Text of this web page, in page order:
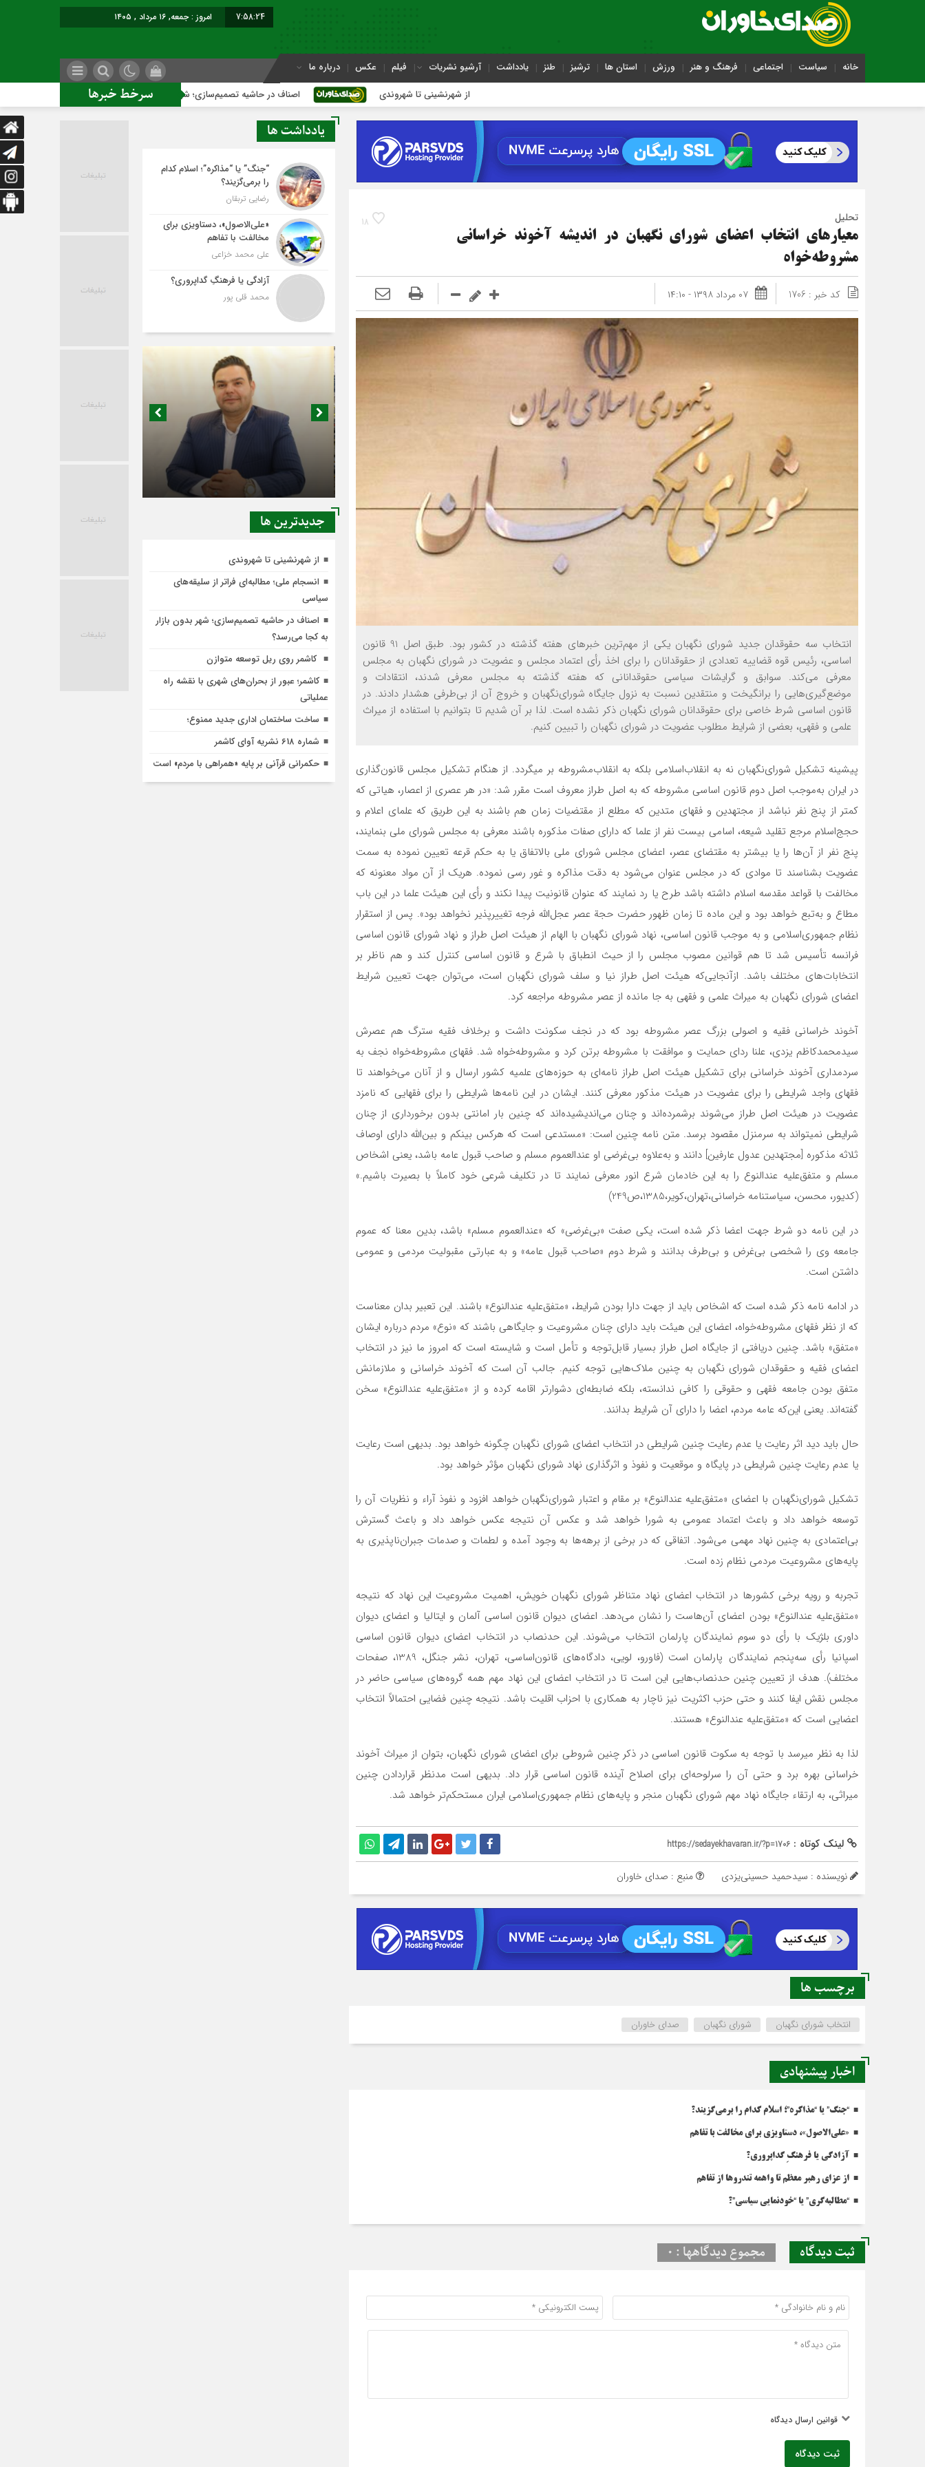
7:58:25 امروز : جمعه, ۱۶ مرداد , ۱۴۰۵
خانه سیاست اجتماعی فرهنگ و هنر ورزش استان ها ترشیز طنز یادداشت آرشیو نشریات فیلم عکس درباره ما
سرخط خبرها از شهرنشینی تا شهروندی اصناف در حاشیه تصمیم‌سازی؛ شهر بدون بازار به کجا می‌رسد؟
18 تحلیل
معیارهای انتخاب اعضای شورای نگهبان در اندیشه آخوند خراسانی
مشروطه‌خواه
کد خبر : 1706 ۰۷ مرداد ۱۳۹۸ - ۱۴:۱۰
انتخاب سه حقوقدان جدید شورای نگهبان یکی از مهم‌ترین خبرهای هفته گذشته در کشور بود. طبق اصل 91 قانون
اساسی، رئیس قوه قضاییه تعدادی از حقوقدانان را برای اخذ رأی اعتماد مجلس و عضویت در شورای نگهبان به مجلس
معرفی می‌کند. سوابق و گرایشات سیاسی حقوقدانانی که هفته گذشته به مجلس معرفی شدند، انتقادات و
موضع‌گیری‌هایی را برانگیخت و منتقدین نسبت به نزول جایگاه شورای‌نگهبان و خروج آن از بی‌طرفی هشدار دادند. در
قانون اساسی شرط خاصی برای حقوقدانان شورای نگهبان ذکر نشده است. لذا بر آن شدیم تا بتوانیم با استفاده از میراث
علمی و فقهی، بعضی از شرایط مطلوب عضویت در شورای نگهبان را تبیین کنیم.
پیشینه تشکیل شورای‌نگهبان نه به انقلاب‌اسلامی بلکه به انقلاب‌مشروطه بر می­گردد. از هنگام تشکیل مجلس قانون‌گذاری
در ایران به‌موجب اصل دوم قانون اساسی مشروطه که به اصل طراز معروف است مقرر شد: «در هر عصری از اعصار، هیاتی که
کمتر از پنج نفر نباشد از مجتهدین و فقهای متدین که مطلع از مقتضیات زمان هم باشند به این طریق که علمای اعلام و
حجج‌اسلام مرجع تقلید شیعه، اسامی بیست نفر از علما که دارای صفات مذکوره باشند معرفی به مجلس شورای ملی بنمایند،
پنج نفر از آن‌ها را یا بیشتر به مقتضای عصر، اعضای مجلس شورای ملی بالاتفاق یا به حکم قرعه تعیین نموده به سمت
عضویت بشناسند تا موادی که در مجلس عنوان می‌شود به دقت مذاکره و غور رسی نموده. هریک از آن مواد معنونه که
مخالفت با قواعد مقدسه اسلام داشته باشد طرح یا رد نمایند که عنوان قانونیت پیدا نکند و رأی این هیئت علما در این باب
مطاع و به‌تبع خواهد بود و این ماده تا زمان ظهور حضرت حجة عصر عجل‌الله فرجه تغییرپذیر نخواهد بود». پس از استقرار
نظام جمهوری‌اسلامی و به‌ موجب قانون اساسی، نهاد شورای نگهبان با الهام از هیئت اصل طراز و نهاد شورای قانون اساسی
فرانسه تأسیس شد تا هم قوانین مصوب مجلس را از حیث انطباق با شرع و قانون اساسی کنترل کند و هم ناظر بر
انتخابات‌های مختلف باشد. ازآنجایی‌که هیئت اصل طراز نیا و سلف شورای نگهبان است، می‌توان جهت تعیین شرایط
اعضای شورای نگهبان به میراث علمی و فقهی به‌ جا مانده از عصر مشروطه مراجعه کرد.
آخوند خراسانی فقیه و اصولی بزرگ عصر مشروطه بود که در نجف سکونت داشت و برخلاف فقیه سترگ هم­ عصرش
سیدمحمدکاظم یزدی، علنا ردای حمایت و موافقت با مشروطه برتن کرد و مشروطه‌خواه شد. فقهای مشروطه‌خواه نجف به
سردمداری آخوند خراسانی برای تشکیل هیئت اصل طراز نامه‌ای به حوزه‌های علمیه کشور ارسال و از آنان می‌خواهند تا
فقهای واجد شرایطی را برای عضویت در هیئت مذکور معرفی کنند. ایشان در این نامه‌ها شرایطی را برای فقهایی که نامزد
عضویت در هیئت اصل طراز می‌شوند برشمرده‌اند و چنان می‌اندیشیده‌اند که چنین بار امانتی بدون برخورداری از چنان
شرایطی نمی­تواند به سرمنزل مقصود برسد. متن نامه چنین است: «مستدعی است که هرکس بینکم و بین‌الله دارای اوصاف
ثلاثه مذکوره [مجتهدین عدول عارفین] دانند و به‌علاوه بی‌غرضی او عندالعموم مسلم و صاحب قبول عامه باشد، یعنی اشخاص
مسلم و متفق‌علیه عندالنوع را به این خادمان شرع انور معرفی نمایند تا در تکلیف شرعی خود کاملاً با بصیرت باشیم.»
(کدیور، محسن، سیاست­نامه خراسانی،تهران،کویر،1385،ص249)
در این نامه دو شرط جهت اعضا ذکر شده است، یکی صفت «بی‌غرضی» که «عندالعموم مسلم» باشد، بدین معنا که عموم
جامعه وی را شخصی بی‌غرض و بی‌طرف بدانند و شرط دوم «صاحب قبول عامه» و به عبارتی مقبولیت مردمی و عمومی
داشتن است.
در ادامه نامه ذکر شده است که اشخاص باید از جهت دارا بودن شرایط، «متفق‌علیه عندالنوع» باشند. این تعبیر بدان معناست
که از نظر فقهای مشروطه‌خواه، اعضای این هیئت باید دارای چنان مشروعیت و جایگاهی باشند که «نوع» مردم درباره ایشان
«متفق» باشد. چنین دریافتی از جایگاه اصل طراز بسیار قابل‌توجه و تأمل است و شایسته است که امروز ما نیز در انتخاب
اعضای فقیه و حقوقدان شورای نگهبان به چنین ملاک‌هایی توجه کنیم. جالب آن است که آخوند خراسانی و ملازمانش
متفق بودن جامعه فقهی و حقوقی را کافی ندانسته، بلکه ضابطه‌ای دشوارتر اقامه کرده و از «متفق‌علیه عندالنوع» سخن
گفته‌اند. یعنی این‌که عامه مردم، اعضا را دارای آن شرایط بدانند.
حال باید دید اثر رعایت یا عدم رعایت چنین شرایطی در انتخاب اعضای شورای نگهبان چگونه خواهد بود. بدیهی است رعایت
یا عدم رعایت چنین شرایطی در پایگاه و موقعیت و نفوذ و اثرگذاری نهاد شورای نگهبان مؤثر خواهد بود.
تشکیل شورای‌نگهبان با اعضای «متفق‌علیه عندالنوع» بر مقام و اعتبار شورای‌نگهبان خواهد افزود و نفوذ آراء و نظریات آن را
توسعه خواهد داد و باعث اعتماد عمومی به شورا خواهد شد و عکس آن نتیجه عکس خواهد داد و باعث گسترش
بی‌اعتمادی به چنین نهاد مهمی می‌شود. اتفاقی که در برخی از برهه‌ها به وجود آمده و لطمات و صدمات جبران‌ناپذیری به
پایه‌های مشروعیت مردمی نظام زده است.
تجربه و رویه برخی کشورها در انتخاب اعضای نهاد متناظر شورای نگهبان خویش، اهمیت مشروعیت این نهاد که نتیجه
«متفق‌علیه عندالنوع» بودن اعضای آن‌هاست را نشان می‌دهد. اعضای دیوان قانون اساسی آلمان و ایتالیا و اعضای دیوان
داوری بلژیک با رأی دو سوم نمایندگان پارلمان انتخاب می‌شوند. این حدنصاب در انتخاب اعضای دیوان قانون اساسی
اسپانیا رأی سه‌پنجم نمایندگان پارلمان است (فاورو، لویی، دادگاه‌های قانون‌اساسی، تهران، نشر جنگل، 1389، صفحات
مختلف). هدف از تعیین چنین حدنصاب‌هایی این است تا در انتخاب اعضای این نهاد مهم همه گروه‌های سیاسی حاضر در
مجلس نقش ایفا کنند و حتی حزب اکثریت نیز ناچار به همکاری با احزاب اقلیت باشد. نتیجه چنین فضایی احتمالاً انتخاب
اعضایی است که «متفق‌علیه عندالنوع» هستند.
لذا به نظر می­رسد با توجه به سکوت قانون اساسی در ذکر چنین شروطی برای اعضای شورای نگهبان، بتوان از میراث آخوند
خراسانی بهره برد و حتی آن را سرلوحه‌ای برای اصلاح آینده قانون اساسی قرار داد. بدیهی است مدنظر قراردادن چنین
میراثی، به ارتقاء جایگاه نهاد مهم شورای نگهبان منجر و پایه‌های نظام جمهوری‌اسلامی ایران مستحکم‌تر خواهد شد.
لینک کوتاه : https://sedayekhavaran.ir/?p=1706
نویسنده : سیدحمید حسینی‌یزدی منبع : صدای خاوران
برچسب ها
انتخاب شورای نگهبان شورای نگهبان صدای خاوران
اخبار پیشنهادی
“جنگ” یا “مذاکره”؛ اسلام کدام را برمی‌گزیند؟
«علی‌الاصول»، دستاویزی برای مخالفت با تفاهم
آزادگی یا فرهنگِ گداپروری؟
از عزای رهبر معظم تا واهمه تندروها از تفاهم
“مطالبه‌گری” یا “خودنمایی سیاسی”؟
ثبت دیدگاه مجموع دیدگاهها : 0
قوانین ارسال دیدگاه
ثبت دیدگاه
یادداشت ها
“جنگ” یا “مذاکره”؛ اسلام کدام
را برمی‌گزیند؟
رضایی تربقان
«علی‌الاصول»، دستاویزی برای
مخالفت با تفاهم
علی محمد خزاعی
آزادگی یا فرهنگِ گداپروری؟
محمد قلی پور
اصناف در حاشیه تصمیم‌سازی؛ شهر بدون بازار به
کجا می‌رسد؟
جديدترين ها
از شهرنشینی تا شهروندی
انسجام ملی؛ مطالبه‌ای فراتر از سلیقه‌های
سیاسی
اصناف در حاشیه تصمیم‌سازی؛ شهر بدون بازار
به کجا می‌رسد؟
کاشمر روی ریل توسعه متوازن
کاشمر؛ عبور از بحران‌های شهری با نقشه راه
عملیاتی
ساخت ساختمان اداری جدید ممنوع؛
شماره 618 نشریه آوای کاشمر
حکمرانی قرآنی بر پایه «همراهی با مردم» است